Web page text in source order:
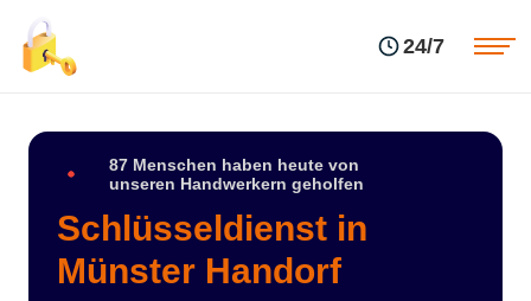
24/7
87 Menschen haben heute von
unseren Handwerkern geholfen
Schlüsseldienst in
Münster Handorf